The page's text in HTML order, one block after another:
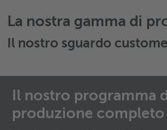
La nostra gamma di
Il nostro sguardo
Il nostro programma
produzione completo